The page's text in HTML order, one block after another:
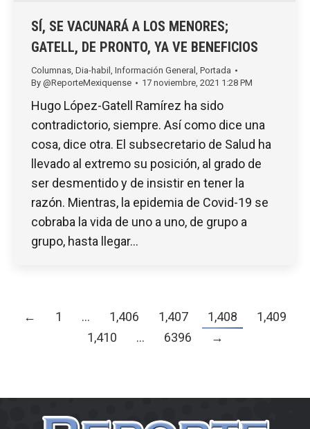
SÍ, SE VACUNARÁ A LOS MENORES;
GATELL, DE PRONTO, YA VE BENEFICIOS
Columnas, Dia-habil , Información General , Portada
By @ReporteMexiquense 17 noviembre, 2021 1:28 PM
Hugo López-Gatell Ramírez ha sido
contradictorio, siempre. Así como dice una
cosa, dice otra. El subsecretario de Salud ha
llevado al extremo su posición, al grado de
ser desmentido y de insistir en tener la
razón. Mientras, la epidemia de Covid-19 se
cobraba la vida de uno a uno, de grupo a
grupo, hasta llegar…
← 1 … 1,406 1,407 1,408
1,409
1,410
… 6396 →